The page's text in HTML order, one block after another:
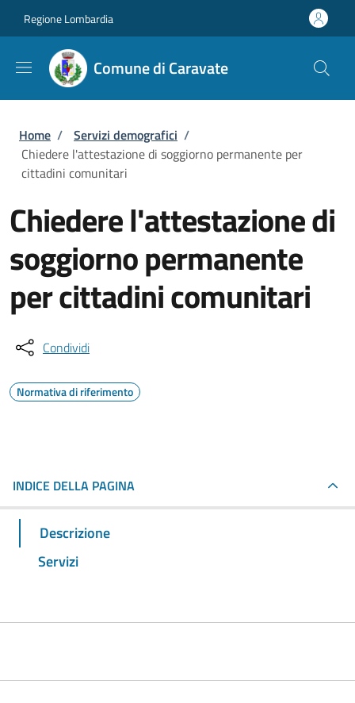
Regione Lombardia
Comune di Caravate
Briciole di pane
Home / Servizi demografici /
Chiedere l'attestazione di soggiorno permanente per
cittadini comunitari
Chiedere l'attestazione di
soggiorno permanente
per cittadini comunitari
Condividi
Normativa di riferimento
INDICE DELLA PAGINA
Descrizione
Servizi